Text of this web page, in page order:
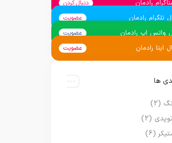
رادمان دنبال کردن
تلگرام رادمان عضویت
واتس اپ رادمان عضویت
ایتا رادمان عضویت
ها
(2)
(2)
(6)